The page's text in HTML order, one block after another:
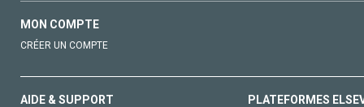
MON COMPTE
CRÉER UN COMPTE
AIDE & SUPPORT PLATEFORMES